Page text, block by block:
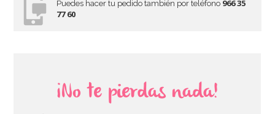
Puedes hacer tu pedido también por teléfono 966 35
77 60
¡No te pierdas nada!